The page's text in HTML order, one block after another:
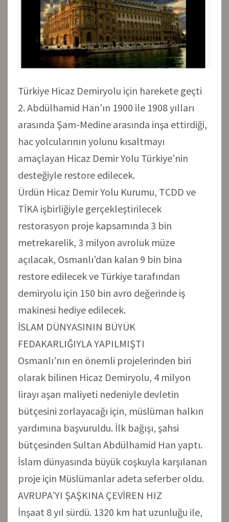
Türkiye Hicaz Demiryolu için harekete geçti
2. Abdülhamid Han’ın 1900 ile 1908 yılları
arasında Şam-Medine arasında inşa ettirdiği,
hac yolcularının yolunu kısaltmayı
amaçlayan Hicaz Demir Yolu Türkiye’nin
desteğiyle restore edilecek.
Ürdün Hicaz Demir Yolu Kurumu, TCDD ve
TİKA işbirliğiyle gerçekleştirilecek
restorasyon proje kapsamında 3 bin
metrekarelik, 3 milyon avroluk müze
açılacak, Osmanlı’dan kalan 9 bin bina
restore edilecek ve Türkiye tarafından
demiryolu için 150 bin avro değerinde iş
makinesi hediye edilecek.
İSLAM DÜNYASININ BÜYÜK
FEDAKARLIĞIYLA YAPILMIŞTI
Osmanlı’nın en önemli projelerinden biri
olarak bilinen Hicaz Demiryolu, 4 milyon
lirayı aşan maliyeti nedeniyle devletin
bütçesini zorlayacağı için, müslüman halkın
yardımına başvuruldu. İlk bağışı, şahsi
bütçesinden Sultan Abdülhamid Han yaptı.
İslam dünyasında büyük coşkuyla karşılanan
proje için Müslümanlar adeta seferber oldu.
AVRUPA’YI ŞAŞKINA ÇEVİREN HIZ
İnşaat 8 yıl sürdü. 1320 km hat uzunluğu ile,